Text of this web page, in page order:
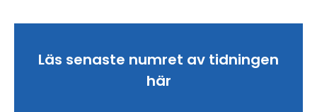
Läs senaste numret av tidningen
här